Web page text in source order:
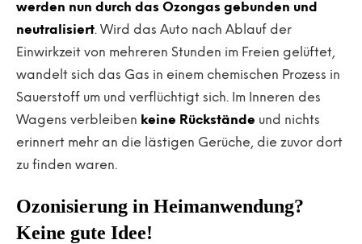
werden nun durch das Ozongas gebunden und
neutralisiert. Wird das Auto nach Ablauf der
Einwirkzeit von mehreren Stunden im Freien gelüftet,
wandelt sich das Gas in einem chemischen Prozess in
Sauerstoff um und verflüchtigt sich. Im Inneren des
Wagens verbleiben keine Rückstände und nichts
erinnert mehr an die lästigen Gerüche, die zuvor dort
zu finden waren.
Ozonisierung in Heimanwendung?
Keine gute Idee!